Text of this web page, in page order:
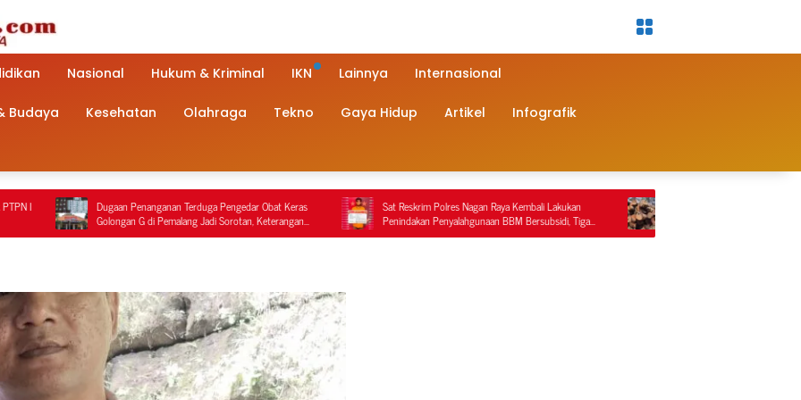
Nasional Hukum & Kriminal IKN Lainnya Internasional
Budaya Kesehatan Olahraga Tekno Gaya Hidup Artikel Infografik
Penanganan Terduga Pengedar Obat Keras
G di Pemalang Jadi Sorotan, Keterangan
dengan Rekaman Video
Sat Reskrim Polres Nagan Raya Kembali Lakukan
Penindakan Penyalahgunaan BBM Bersubsidi, Tiga
Tersangka Ditahan.
Diduga Illegal Logging Terorganisir di Perbatasan
Nagan Raya–Aceh Tengah, Publik Pertanyakan
Ketegasan APH dan Satgas PKH